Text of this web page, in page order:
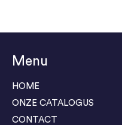
Menu
HOME
ONZE CATALOGUS
CONTACT